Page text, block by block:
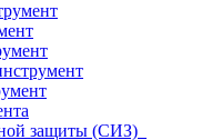
защиты (СИЗ)